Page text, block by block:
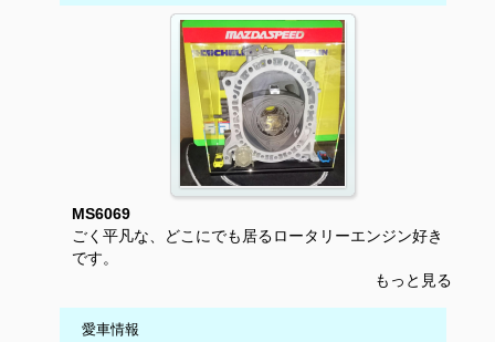
MS6069
ごく平凡な、どこにでも居るロータリーエンジン好き
です。
もっと見る
愛車情報